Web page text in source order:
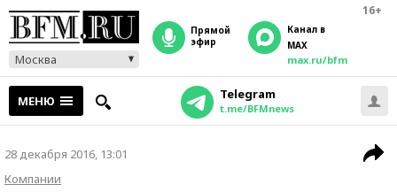
16+
Москва
прямой
эфир
Канал в
MAX
max.ru/bfm
МЕНЮ Telegram
t.me/BFMnews
28 декабря 2016, 13:01
Компании